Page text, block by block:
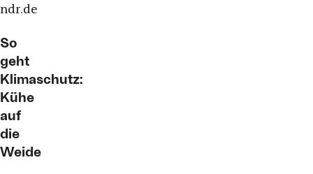
ndr.de
So
geht
Klimaschutz:
Kühe
auf
die
Weide